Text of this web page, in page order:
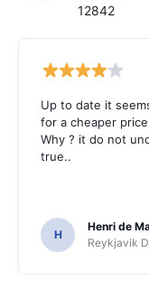
12842
Up to date it
for a cheaper
Why ? it do not
true..
H
Henri de
Reykjavik